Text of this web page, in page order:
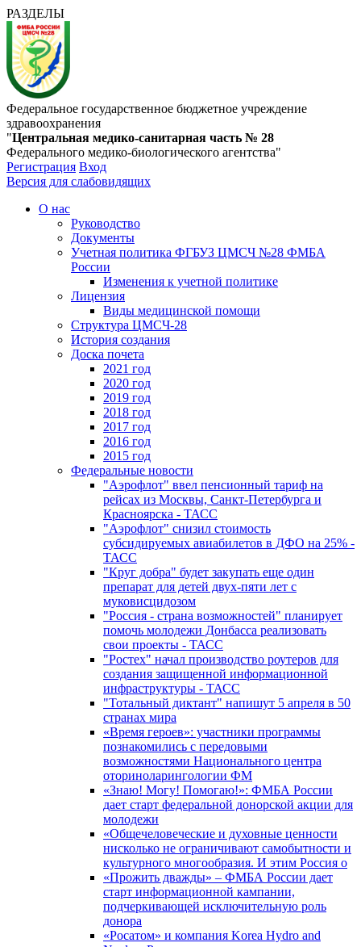
РАЗДЕЛЫ
Федеральное государственное бюджетное учреждение
здравоохранения
"Центральная медико-санитарная часть № 28
Федерального медико-биологического агентства"
Регистрация Вход
Версия для слабовидящих
О нас
Руководство
Документы
Учетная политика ФГБУЗ ЦМСЧ №28 ФМБА
России
Изменения к учетной политике
Лицензия
Виды медицинской помощи
Структура ЦМСЧ-28
История создания
Доска почета
2021 год
2020 год
2019 год
2018 год
2017 год
2016 год
2015 год
Федеральные новости
"Аэрофлот" ввел пенсионный тариф на
рейсах из Москвы, Санкт-Петербурга и
Красноярска - ТАСС
"Аэрофлот" снизил стоимость
субсидируемых авиабилетов в ДФО на 25% -
ТАСС
"Круг добра" будет закупать еще один
препарат для детей двух-пяти лет с
муковисцидозом
"Россия - страна возможностей" планирует
помочь молодежи Донбасса реализовать
свои проекты - ТАСС
"Ростех" начал производство роутеров для
создания защищенной информационной
инфраструктуры - ТАСС
"Тотальный диктант" напишут 5 апреля в 50
странах мира
«Время героев»: участники программы
познакомились с передовыми
возможностями Национального центра
оториноларингологии ФМ
«Знаю! Могу! Помогаю!»: ФМБА России
дает старт федеральной донорской акции для
молодежи
«Общечеловеческие и духовные ценности
нисколько не ограничивают самобытности и
культурного многообразия. И этим Россия о
«Прожить дважды» – ФМБА России дает
старт информационной кампании,
подчеркивающей исключительную роль
донора
«Росатом» и компания Korea Hydro and